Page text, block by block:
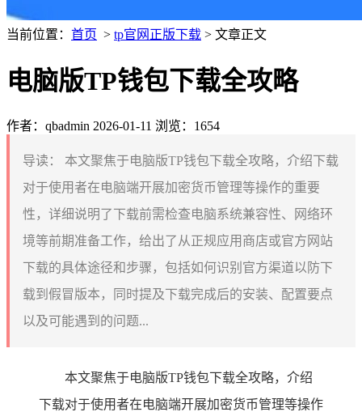
当前位置： 首页 > tp官网正版下载 > 文章正文
电脑版TP钱包下载全攻略
作者：qbadmin 2026-01-11 浏览：1654
导读：
本文聚焦于电脑版TP钱包下载全攻略，介绍下载
对于使用者在电脑端开展加密货币管理等操作的重要
性，详细说明了下载前需检查电脑系统兼容性、网络环
境等前期准备工作，给出了从正规应用商店或官方网站
下载的具体途径和步骤，包括如何识别官方渠道以防下
载到假冒版本，同时提及下载完成后的安装、配置要点
以及可能遇到的问题...
本文聚焦于电脑版TP钱包下载全攻略，介绍
下载对于使用者在电脑端开展加密货币管理等操作